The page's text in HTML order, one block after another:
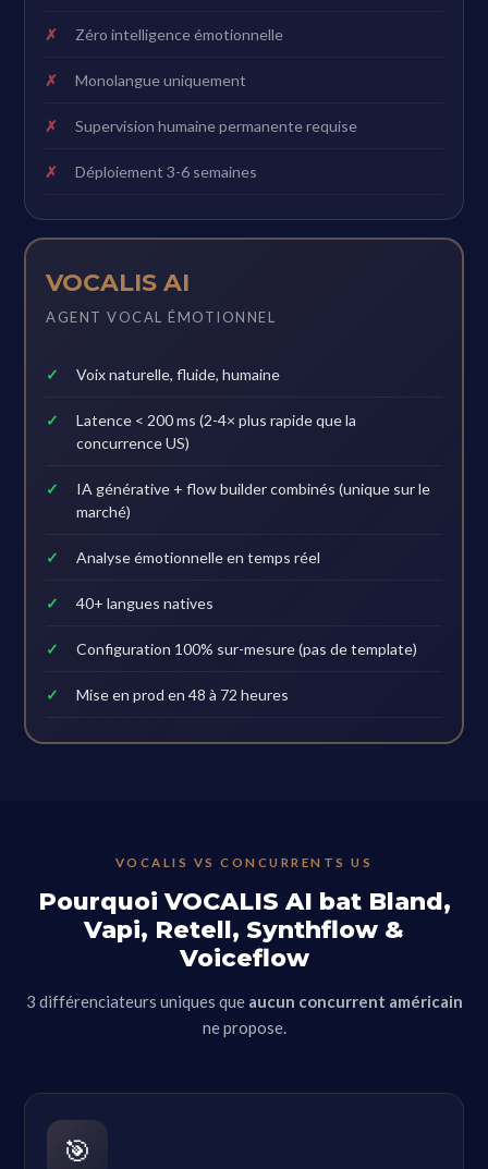
Zéro intelligence émotionnelle
Monolangue uniquement
Supervision humaine permanente requise
Déploiement 3-6 semaines
VOCALIS AI
AGENT VOCAL ÉMOTIONNEL
Voix naturelle, fluide, humaine
Latence < 200 ms (2-4× plus rapide que la
concurrence US)
IA générative + flow builder combinés (unique sur le
marché)
Analyse émotionnelle en temps réel
40+ langues natives
Configuration 100% sur-mesure (pas de template)
Mise en prod en 48 à 72 heures
VOCALIS VS CONCURRENTS US
Pourquoi VOCALIS AI bat Bland,
Vapi, Retell, Synthflow &
Voiceflow
3 différenciateurs uniques que aucun concurrent américain
ne propose.
🎯